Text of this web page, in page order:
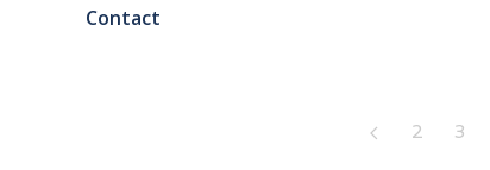
Contact
2 3